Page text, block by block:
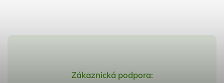
Zákaznická podpora: